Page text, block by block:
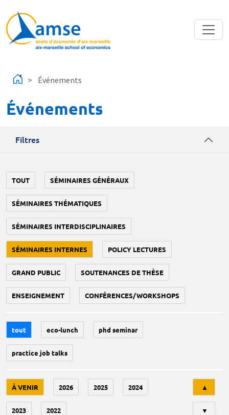
Événements
Événements
Filtres
TOUT SÉMINAIRES GÉNÉRAUX
SÉMINAIRES THÉMATIQUES
SÉMINAIRES INTERDISCIPLINAIRES
SÉMINAIRES INTERNES POLICY LECTURES
GRAND PUBLIC SOUTENANCES DE THÈSE
ENSEIGNEMENT CONFÉRENCES/WORKSHOPS
tout eco-lunch phd seminar
practice job talks
À VENIR 2026 2025 2024
2023 2022
▲
▼